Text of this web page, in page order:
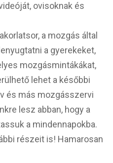
ovisoknak és
a mozgás által
a gyerekeket,
mozgásmintákákat,
lehet a későbbi
és más mozgásszervi
lesz abban, hogy a
a mindennapokba.
részeit is! Hamarosan